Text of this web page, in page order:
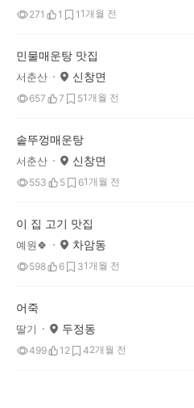
271 1 1 1개월 전
민물매운탕 맛집
서춘산 신창면
657 7 51개월 전
솥뚜껑매운탕
서춘산 신창면
553 5 61개월 전
이 집 고기 맛집
예원🍀 차암동
598 6 31개월 전
어죽
딸기 두정동
499 12 42개월 전